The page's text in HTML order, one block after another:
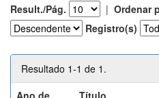
Result./Pág. | Ordenar
Registro(s)
Resultado 1-1 de 1.
Ano de
Título